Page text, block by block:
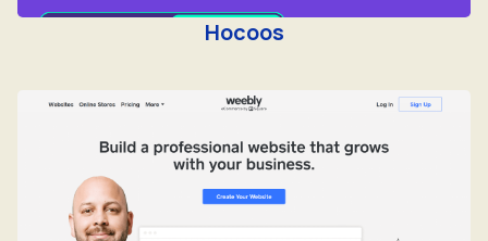
Hocoos